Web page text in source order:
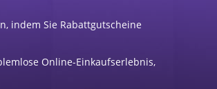
indem Sie Rabattgutscheine
Online-Einkaufserlebnis,